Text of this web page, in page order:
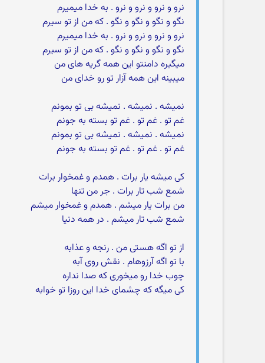
نرو و نرو و نرو و نرو . به خدا میمیرم
نگو و نگو و نگو و نگو . که من از تو سیرم
نرو و نرو و نرو و نرو . به خدا میمیرم
نگو و نگو و نگو و نگو . که من از تو سیرم
میگیره دامنتو این همه گریه های من
میبینه این همه آزار تو رو خدای من
نمیشه . نمیشه . نمیشه بی تو بمونم
غم تو . غم تو . غم تو بسته به جونم
نمیشه . نمیشه . نمیشه بی تو بمونم
غم تو . غم تو . غم تو بسته به جونم
کی میشه یار برات . همدم و غمخوار برات
شمع شب تار برات . جر من تنها
من برات یار میشم . همدم و غمخوار میشم
شمع شب تار میشم . در همه دنیا
از تو اگه هستی من . رنجه و عذابه
با تو اگه آرزوهام . نقش روی آبه
چوب خدا رو میخوری که صدا نداره
کی میگه که چشمای خدا این روزا تو خوابه